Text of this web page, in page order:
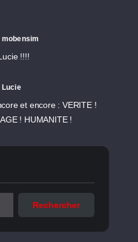
mobensim
!!!!
Lucie
et encore : VERITE !
! HUMANITE !
Rechercher